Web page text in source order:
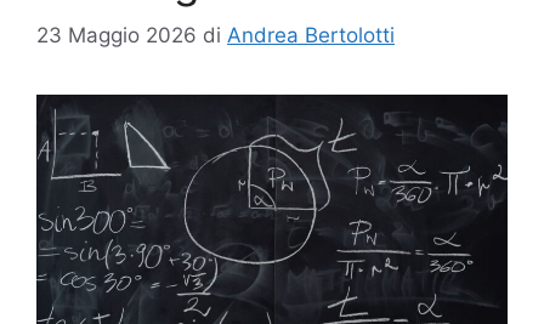
23 Maggio 2026 di Andrea Bertolotti